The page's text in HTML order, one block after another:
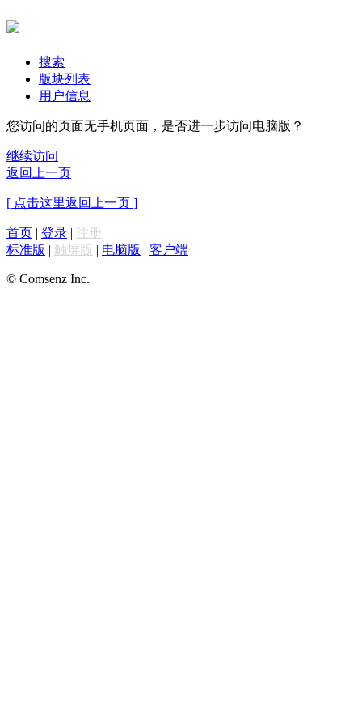
搜索
版块列表
用户信息
您访问的页面无手机页面，是否进一步访问电脑版？
继续访问
返回上一页
[ 点击这里返回上一页 ]
首页 | 登录 | 注册
标准版 | 触屏版 | 电脑版 | 客户端
© Comsenz Inc.